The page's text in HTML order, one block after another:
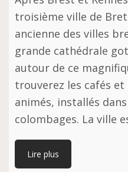
troisième ville de
ancienne des villes
grande cathédrale
autour de ce
trouverez les cafés
animés, installés
colombages. La ville
Lire plus